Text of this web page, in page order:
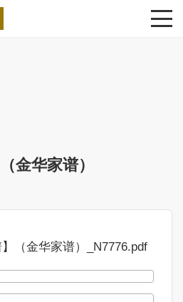
金华家谱）
】（金华家谱）_N7776.pdf